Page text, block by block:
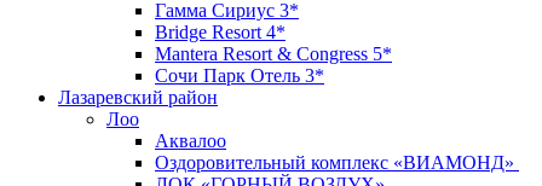
Гамма Сириус 3*
Bridge Resort 4*
Mantera Resort & Congress 5*
Сочи Парк Отель 3*
Лазаревский район
Лоо
Аквалоо
Оздоровительный комплекс «ВИАМОНД»